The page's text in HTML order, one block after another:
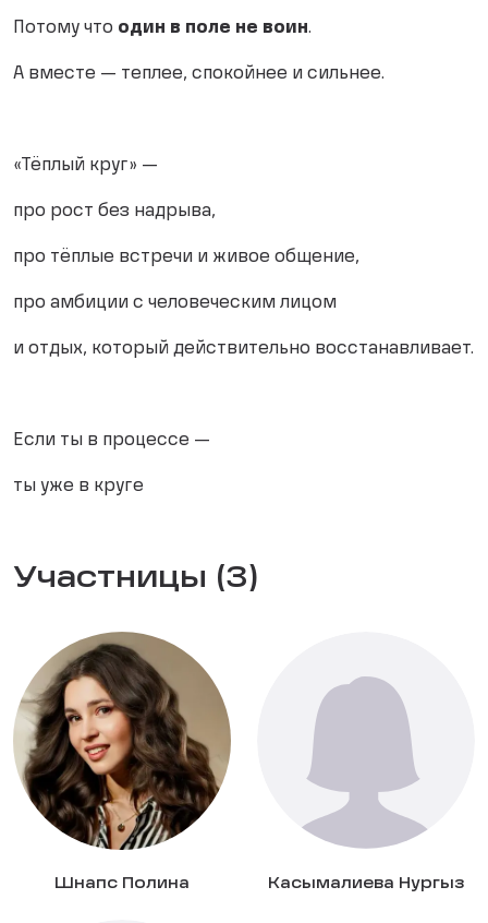
Потому что один в поле не воин.
А вместе — теплее, спокойнее и сильнее.
«Тёплый круг» —
про рост без надрыва,
про тёплые встречи и живое общение,
про амбиции с человеческим лицом
и отдых, который действительно восстанавливает.
Если ты в процессе —
ты уже в круге
Участницы (3)
Шнапс Полина Касымалиева Нургыз